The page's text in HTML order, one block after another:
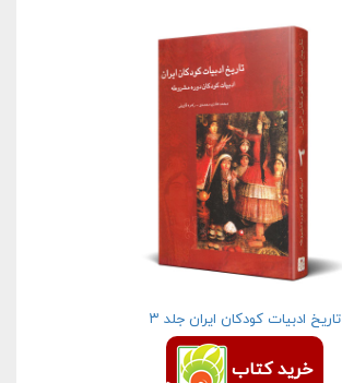
تاریخ ادبیات كودكان ایران جلد ۳
خرید کتاب